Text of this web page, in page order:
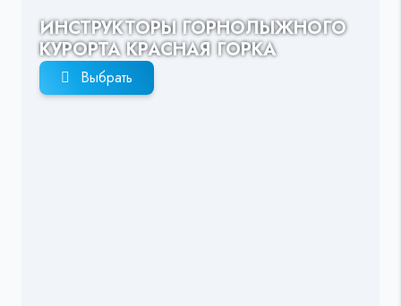
ИНСТРУКТОРЫ ГОРНОЛЫЖНОГО
КУРОРТА КРАСНАЯ ГОРКА
Выбрать